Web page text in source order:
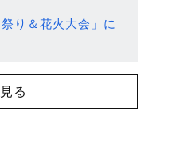
り＆花火大会」に
る